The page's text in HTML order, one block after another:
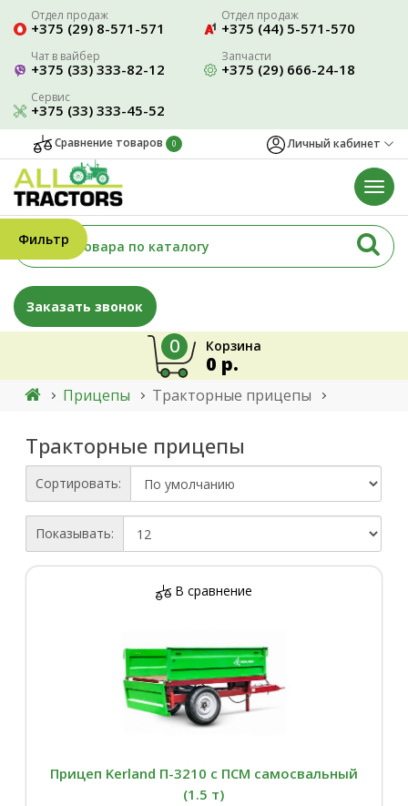
Отдел продаж
+375 (29) 8-571-571
Отдел продаж
+375 (44) 5-571-570
Чат в вайбер
+375 (33) 333-82-12
Запчасти
+375 (29) 666-24-18
Сервис
+375 (33) 333-45-52
Сравнение товаров 0 Личный кабинет
Заказать звонок
Корзина
0
0 р.
Прицепы Тракторные прицепы
Тракторные прицепы
Сортировать:
Показывать:
В сравнение
Прицеп Kerland П-3210 с ПСМ самосвальный
(1.5 т)
Фильтр